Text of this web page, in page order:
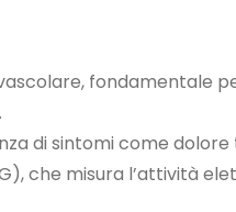
fondamentale
di sintomi come
che misura l’attività